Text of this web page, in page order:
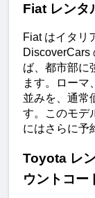
Fiat レンタ
Fiat はイタリ
DiscoverCars
ば、都市部に
ます。ローマ
並みを、通常
す。このモデ
にはさらに予
Toyota レ
ウントコー